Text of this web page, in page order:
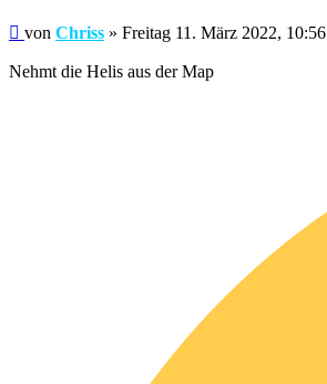
Beitrag
von Chriss » Freitag 11. März 2022, 10:56
Nehmt die Helis aus der Map